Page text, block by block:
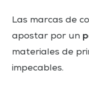
Las marcas de
apostar por un
materiales de
impecables.